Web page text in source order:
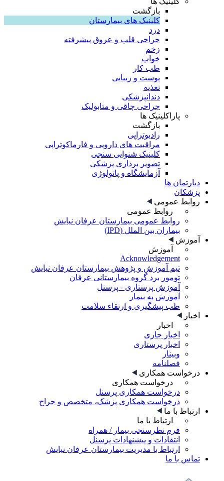
بازگشت
کلینیک های بیمارستان
درد
جراحی قلب و عروق پیشرفته
زخم
خواب
طب کار
پوست و زیبایی
تغذیه
دندانپزشکی
جراحی چاقی و متابولیک
پاراکلینیک ها
بازگشت
رادیوتراپی
مراقبت های دارویی و فارماکوتراپی
کلینیک شنوایی سنجی
تصویر برداری پزشکی
آزمایشگاه و پاتولوژی
دپارتمان ها
پزشکان
روابط عمومی
روابط عمومی
روابط عمومی بیمارستان عرفان نیایش
بیماران بین الملل (IPD)
آموزش
آموزش
Acknowledgement
تیم آموزش و پژوهش بیمارستان عرفان نیایش
تومور برد گروه بیمارستانی عرفان
آموزش پرستاری - پرسنل
آموزش به بیمار
طب پیشگیری و ارتقاء سلامت
اخبار
اخبار
اخبار جاری
اخبار پرستاری
وبینار
فصلنامه
درخواست همکاری
درخواست همکاری
درخواست همکاری پرسنل
درخواست همکاری پزشک، متخصص و جراح
ارتباط با ما
ارتباط با ما
فرم نظرسنجی بیمار / همراه
انتقادات و پیشنهادات پرسنل
ارتباط با مدیریت بیمارستان عرفان نیایش
تماس با ما